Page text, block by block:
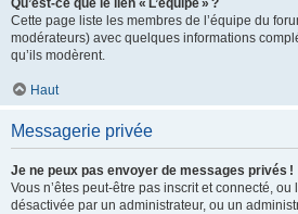
Qu’est-ce que le lien « L’équipe » ?
Cette page liste les membres de l’équipe du
modérateurs) avec quelques informations
qu’ils modèrent.
Haut
Messagerie privée
Je ne peux pas envoyer de messages privés !
Vous n’êtes peut-être pas inscrit et connecté,
désactivée par un administrateur, ou un